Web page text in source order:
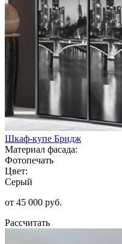
Шкаф-купе Бридж
Материал фасада:
Фотопечать
Цвет:
Серый
от 45 000 руб.
Рассчитать